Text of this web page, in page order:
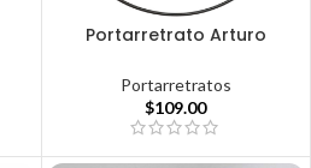
Portarretrato Arturo
Portarretratos
$109.00